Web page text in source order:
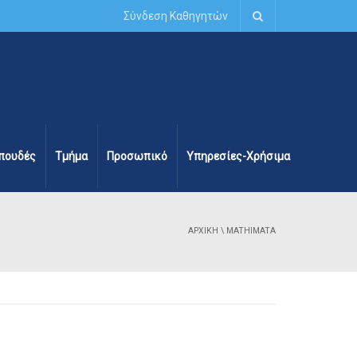
Σύνδεση Καθηγητών
Τμήμα Προσωπικό Υπηρεσίες-Χρήσιμα
ΑΡΧΙΚΉ \ MATHIMATA